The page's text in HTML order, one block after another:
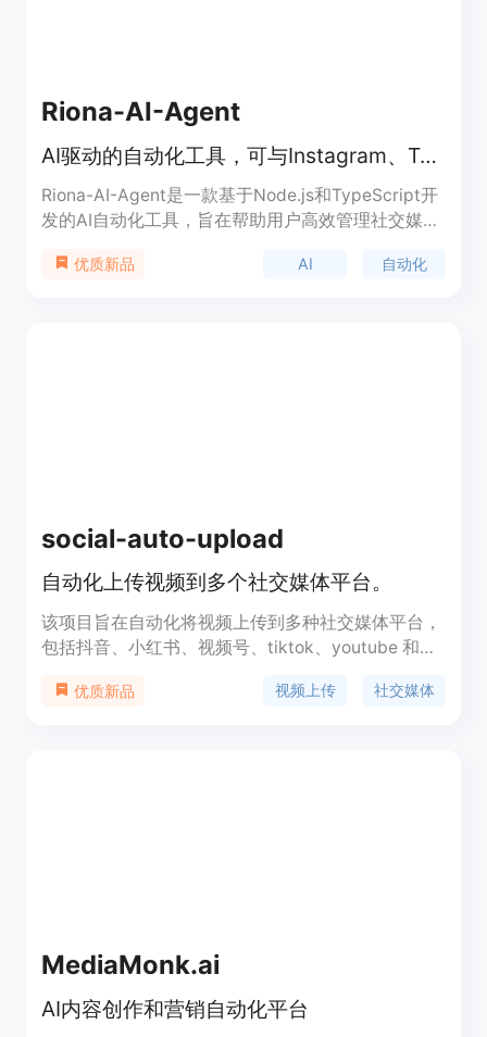
Riona-AI-Agent
AI驱动的自动化工具，可与Instagram、Twitter、GitHub等社交媒体平台交互
Riona-AI-Agent是一款基于Node.js和TypeScript开
发的AI自动化工具，旨在帮助用户高效管理社交媒体
自动化互动等功能，支持多种文件格式的个性化内容
优质新品 AI 自动化
social-auto-upload
自动化上传视频到多个社交媒体平台。
该项目旨在自动化将视频上传到多种社交媒体平台，
包括抖音、小红书、视频号、tiktok、youtube 和
部署和多线程上传等，使得用户可以更加高效地管理
优质新品 视频上传 社交媒体
MediaMonk.ai
AI内容创作和营销自动化平台